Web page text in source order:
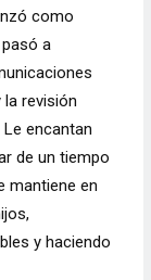
como
a
revisión
encantan
de un tiempo
mantiene en
y haciendo